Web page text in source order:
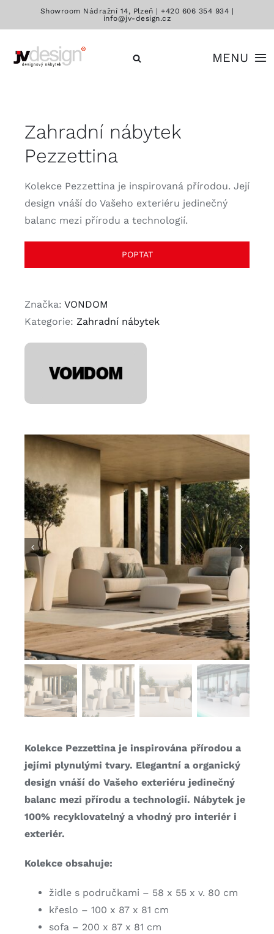
PřeskočitShowroom Nádražní 14, Plzeň |+420 606 354 934 |
info@jv-design.cz
MENU
Značky
Zahradní nábytek
Pezzettina
Kolekce Pezzettina je inspirovaná přírodou. Její
design vnáší do Vašeho exteriéru jedinečný
balanc mezi přírodu a technologií.
POPTAT
Značka: VONDOM
Kategorie: Zahradní nábytek
Kolekce Pezzettina je inspirována přírodou a
jejími plynulými tvary. Elegantní a organický
design vnáší do Vašeho exteriéru jedinečný
balanc mezi přírodu a technologií. Nábytek je
100% recyklovatelný a vhodný pro interiér i
exteriér.
Kolekce obsahuje:
židle s područkami – 58 x 55 x v. 80 cm
křeslo – 100 x 87 x 81 cm
sofa – 200 x 87 x 81 cm